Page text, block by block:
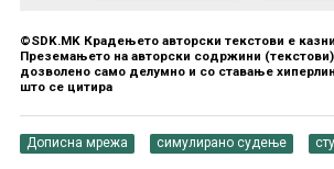
©SDK.MK Крадењето авторски текстови е
Преземањето на авторски содржини
дозволено само делумно и со ставање
што се цитира
Дописна мрежа симулирано судење